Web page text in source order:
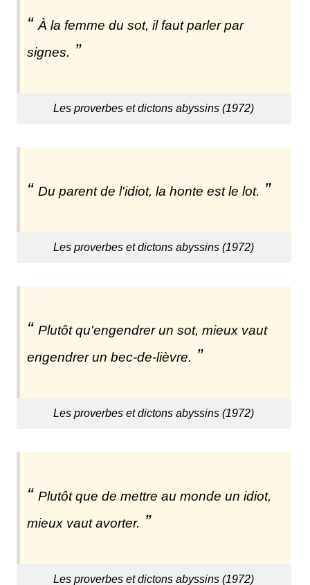
À la femme du sot, il faut parler par
signes.
Les proverbes et dictons abyssins (1972)
Du parent de l'idiot, la honte est le lot.
Les proverbes et dictons abyssins (1972)
Plutôt qu'engendrer un sot, mieux vaut
engendrer un bec-de-lièvre.
Les proverbes et dictons abyssins (1972)
Plutôt que de mettre au monde un idiot,
mieux vaut avorter.
Les proverbes et dictons abyssins (1972)